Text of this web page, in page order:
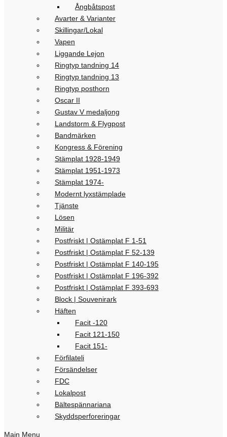
Ångbåtspost
Avarter & Varianter
Skillingar/Lokal
Vapen
Liggande Lejon
Ringtyp tandning 14
Ringtyp tandning 13
Ringtyp posthorn
Oscar II
Gustav V medaljong
Landstorm & Flygpost
Bandmärken
Kongress & Förening
Stämplat 1928-1949
Stämplat 1951-1973
Stämplat 1974-
Modernt lyxstämplade
Tjänste
Lösen
Militär
Postfriskt | Ostämplat F 1-51
Postfriskt | Ostämplat F 52-139
Postfriskt | Ostämplat F 140-195
Postfriskt | Ostämplat F 196-392
Postfriskt | Ostämplat F 393-693
Block | Souvenirark
Häften
Facit -120
Facit 121-150
Facit 151-
Förfilateli
Försändelser
FDC
Lokalpost
Bältespännariana
Skyddsperforeringar
Main Menu